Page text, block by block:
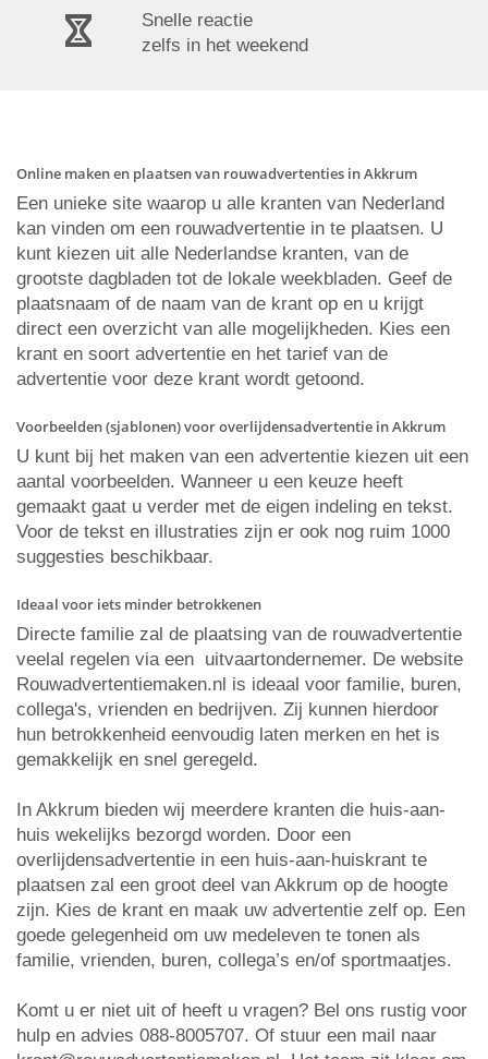
Snelle reactie
zelfs in het weekend
Online maken en plaatsen van rouwadvertenties in Akkrum
Een unieke site waarop u alle kranten van Nederland
kan vinden om een rouwadvertentie in te plaatsen. U
kunt kiezen uit alle Nederlandse kranten, van de
grootste dagbladen tot de lokale weekbladen. Geef de
plaatsnaam of de naam van de krant op en u krijgt
direct een overzicht van alle mogelijkheden. Kies een
krant en soort advertentie en het tarief van de
advertentie voor deze krant wordt getoond.
Voorbeelden (sjablonen) voor overlijdensadvertentie in Akkrum
U kunt bij het maken van een advertentie kiezen uit een
aantal voorbeelden. Wanneer u een keuze heeft
gemaakt gaat u verder met de eigen indeling en tekst.
Voor de tekst en illustraties zijn er ook nog ruim 1000
suggesties beschikbaar.
Ideaal voor iets minder betrokkenen
Directe familie zal de plaatsing van de rouwadvertentie
veelal regelen via een uitvaartondernemer. De website
Rouwadvertentiemaken.nl is ideaal voor familie, buren,
collega's, vrienden en bedrijven. Zij kunnen hierdoor
hun betrokkenheid eenvoudig laten merken en het is
gemakkelijk en snel geregeld.
In Akkrum bieden wij meerdere kranten die huis-aan-
huis wekelijks bezorgd worden. Door een
overlijdensadvertentie in een huis-aan-huiskrant te
plaatsen zal een groot deel van Akkrum op de hoogte
zijn. Kies de krant en maak uw advertentie zelf op. Een
goede gelegenheid om uw medeleven te tonen als
familie, vrienden, buren, collega’s en/of sportmaatjes.
Komt u er niet uit of heeft u vragen? Bel ons rustig voor
hulp en advies 088-8005707. Of stuur een mail naar